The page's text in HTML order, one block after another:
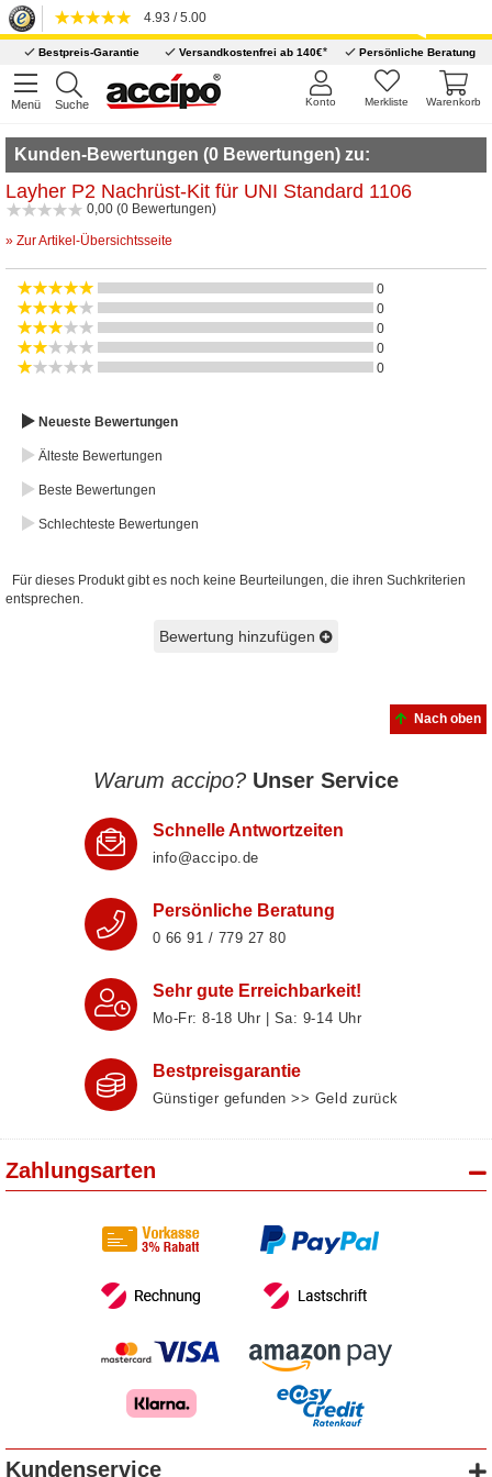
4.93 / 5.00
Bestpreis-Garantie Versandkostenfrei ab 140€* Persönliche Beratung
Menü Suche Warenkorb
Merkliste
Konto
Kunden-Bewertungen (0 Bewertungen) zu:
Layher P2 Nachrüst-Kit für UNI Standard 1106
0,00 (0 Bewertungen)
» Zur Artikel-Übersichtsseite
0
0
0
0
0
Neueste Bewertungen
Älteste Bewertungen
Beste Bewertungen
Schlechteste Bewertungen
Für dieses Produkt gibt es noch keine Beurteilungen, die ihren Suchkriterien
entsprechen.
Bewertung hinzufügen
Nach oben
Warum accipo? Unser Service
Schnelle Antwortzeiten
info@accipo.de
Persönliche Beratung
0 66 91 / 779 27 80
Sehr gute Erreichbarkeit!
Mo-Fr: 8‑18 Uhr | Sa: 9‑14 Uhr
Bestpreisgarantie
Günstiger gefunden >> Geld zurück
Zahlungsarten
Kundenservice